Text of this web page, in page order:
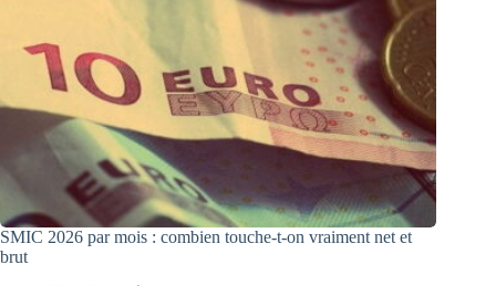
SMIC 2026 par mois : combien touche-t-on vraiment net et
brut